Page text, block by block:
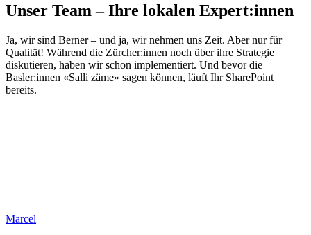
Unser Team – Ihre lokalen Expert:innen
Ja, wir sind Berner – und ja, wir nehmen uns Zeit. Aber nur für
Qualität! Während die Zürcher:innen noch über ihre Strategie
diskutieren, haben wir schon implementiert. Und bevor die
Basler:innen «Salli zäme» sagen können, läuft Ihr SharePoint
bereits.
Marcel